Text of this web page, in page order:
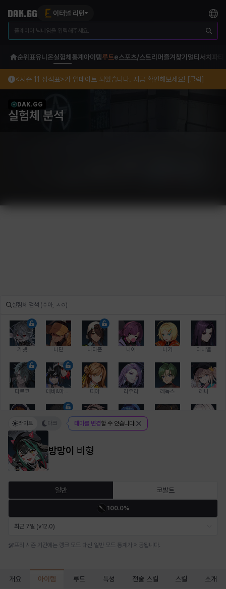
이터널 리턴
순위표유니온실험체 통계 아이템루트e스포츠/스트리머 즐겨찾기 멀티서치 파티
<시즌 11 성적표>가 업데이트 되었습니다. 지금 확인해보세요! [클릭]
DAK.GG
실험체 분석
가넷 나딘 나타폰 니아 니키 다니엘
다르코 띠아 라우라 레녹스 레니
레온 루크 르노어
바바라 버니스 블레어 비앙카 비형 샬럿
방망이 비형
라이트 다크 테마를 변경할 수 있습니다.
일반 코발트
100.0%
최근 7일 (v12.0)
프리 시즌 기간에는 랭크 모드 대신 일반 모드 통계가 제공됩니다.
개요 아이템 루트 특성 전술 스킬 스킬 소개